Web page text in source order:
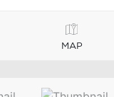
MAP